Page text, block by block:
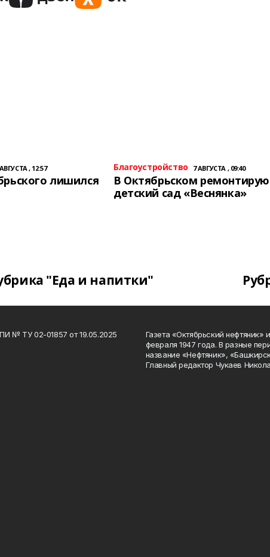
, 12:57
лишился
Благоустройство 7 АВГУСТА , 09:40
В Октябрьском
детский сад «Веснянка»
"Еда и напитки"
№ ТУ 02-01857 от 19.05.2025
Газета «Октябрьский нефтяник»
февраля 1947 года. В разные
название «Нефтяник»,
Главный редактор Чукаев